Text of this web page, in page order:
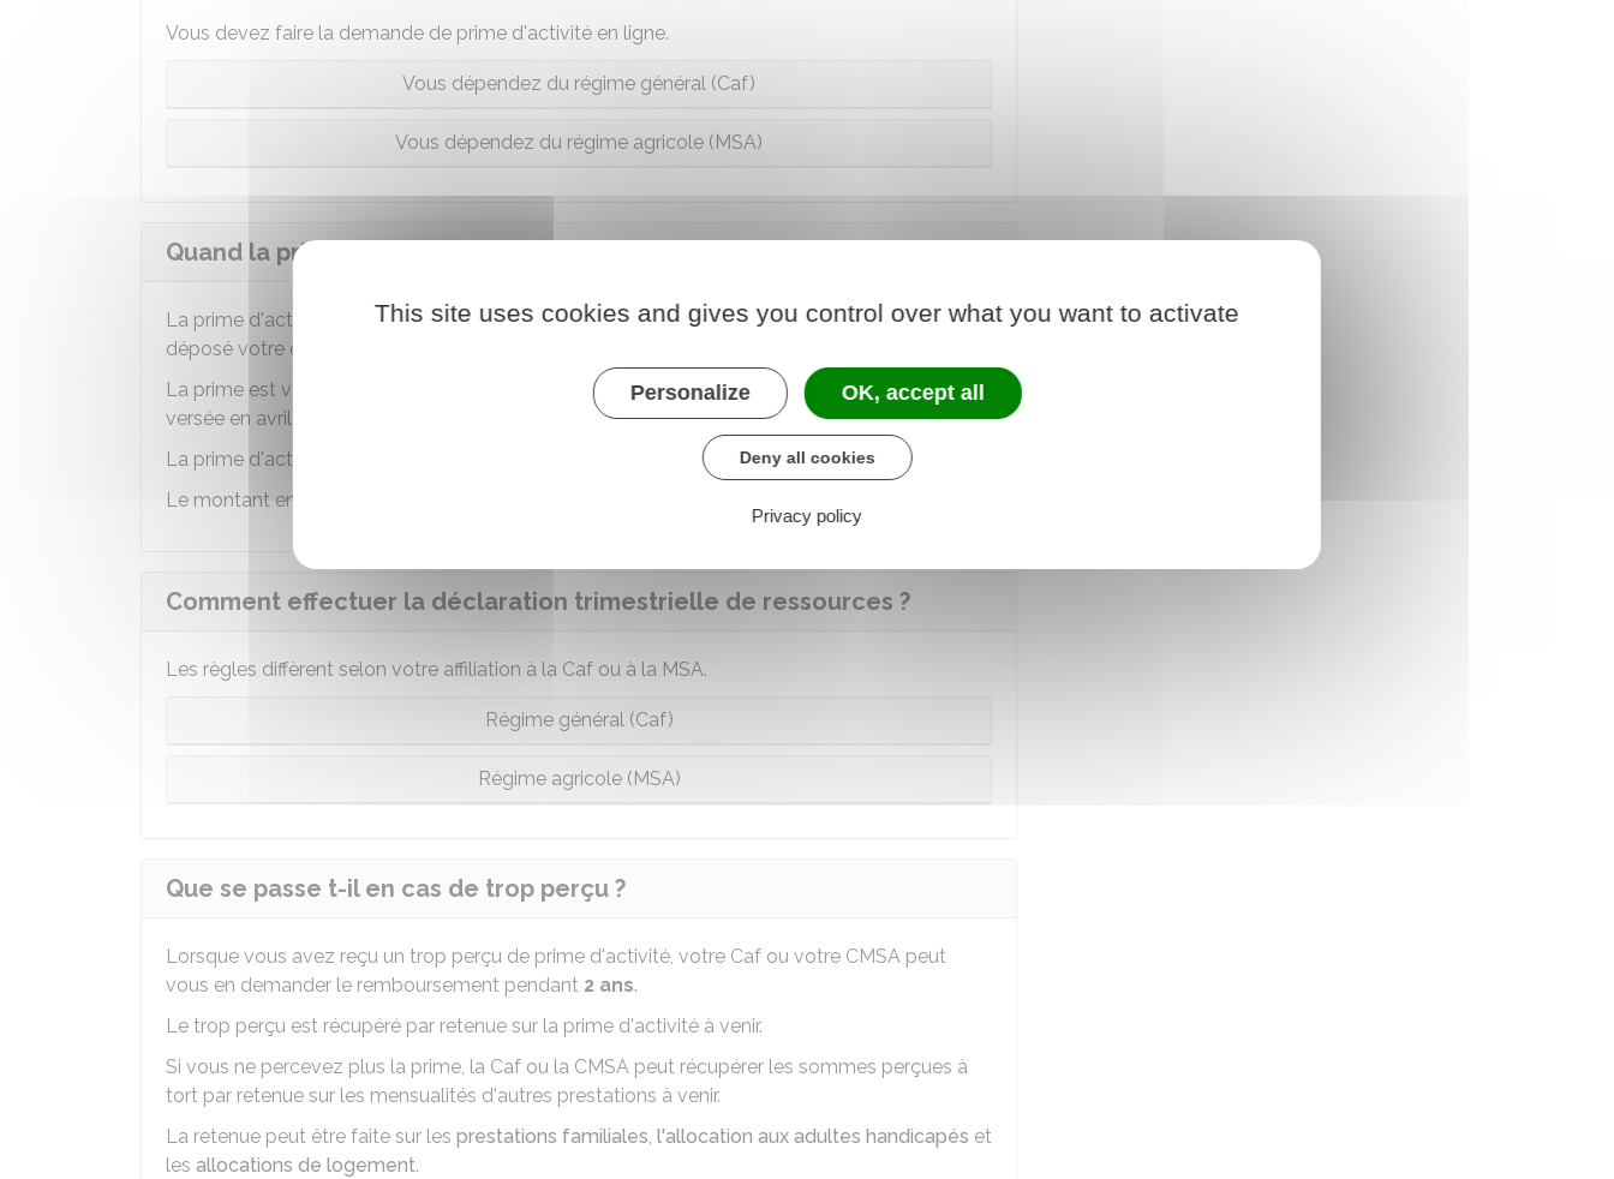
Vous devez faire la demande de prime d'activité en ligne.
Vous dépendez du régime général (Caf)
Vous dépendez du régime agricole (MSA)
Quand la prime d'activité est-elle versée ?
La prime d'activité vous est versée à partir du 1erjour du mois au cours duquel vous avez
déposé votre demande.
La prime est versée chaque mois (par exemple : la prime d'activité du mois de mars est
versée en avril), par la
de votre département.
La prime d'activité n'est pas imposable.
Le montant en dessous duquel la prime d'activité n'est pas versée est fixé à
Comment effectuer la déclaration trimestrielle de ressources ?
Les règles diffèrent selon votre affiliation à la Caf ou à la MSA.
Régime général (Caf)
Régime agricole (MSA)
Que se passe t-il en cas de trop perçu ?
Lorsque vous avez reçu un trop perçu de prime d'activité, votre Caf ou votre CMSA peut
vous en demander le remboursement pendant 2 ans.
Le trop perçu est récupéré par retenue sur la prime d'activité à venir.
Si vous ne percevez plus la prime, la Caf ou la CMSA peut récupérer les sommes perçues à
tort par retenue sur les mensualités d'autres prestations à venir.
La retenue peut être faite sur les prestations familiales, l'allocation aux adultes handicapés et
les allocations de logement.
This site uses cookies and gives you control over what you want to activate
Personalize OK, accept all
Deny all cookies
Privacy policy